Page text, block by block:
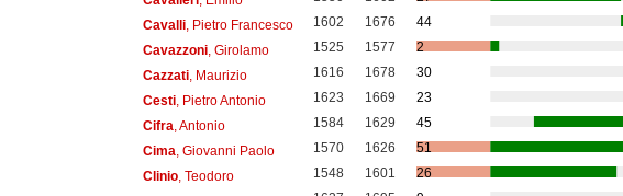
Cavalli, Pietro Francesco 1602 1676
44
Cavazzoni, Girolamo 1525 1577
2
Cazzati, Maurizio 1616 1678
30
Cesti, Pietro Antonio 1623 1669
23
Cifra , Antonio 1584 1629
45
Cima , Giovanni Paolo 1570 1626
51
Clinio, Teodoro 1548 1601
26